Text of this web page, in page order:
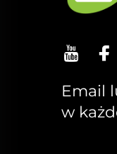
Email
w